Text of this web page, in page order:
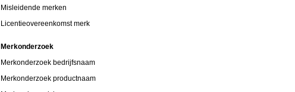
Misleidende merken
Licentieovereenkomst merk
Merkonderzoek
Merkonderzoek bedrijfsnaam
Merkonderzoek productnaam